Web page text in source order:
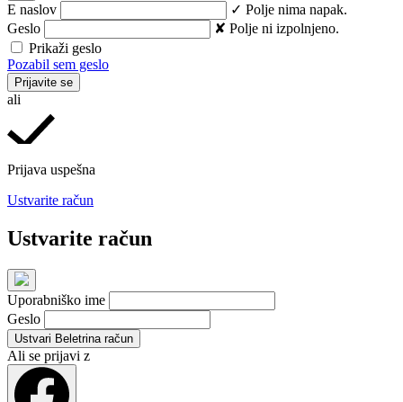
E naslov
✓ Polje nima napak.
Geslo
✘ Polje ni izpolnjeno.
Prikaži geslo
Pozabil sem geslo
Prijavite se
ali
Prijava uspešna
Ustvarite račun
Ustvarite račun
Uporabniško ime
Geslo
Ustvari Beletrina račun
Ali se prijavi z